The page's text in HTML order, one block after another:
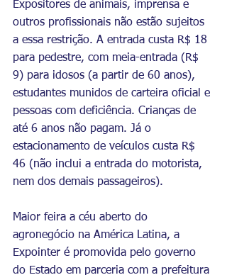
Expositores de animais, imprensa e
outros profissionais não estão sujeitos
a essa restrição. A entrada custa R$ 18
para pedestre, com meia-entrada (R$
9) para idosos (a partir de 60 anos),
estudantes munidos de carteira oficial e
pessoas com deficiência. Crianças de
até 6 anos não pagam. Já o
estacionamento de veículos custa R$
46 (não inclui a entrada do motorista,
nem dos demais passageiros).
Maior feira a céu aberto do
agronegócio na América Latina, a
Expointer é promovida pelo governo
do Estado em parceria com a prefeitura